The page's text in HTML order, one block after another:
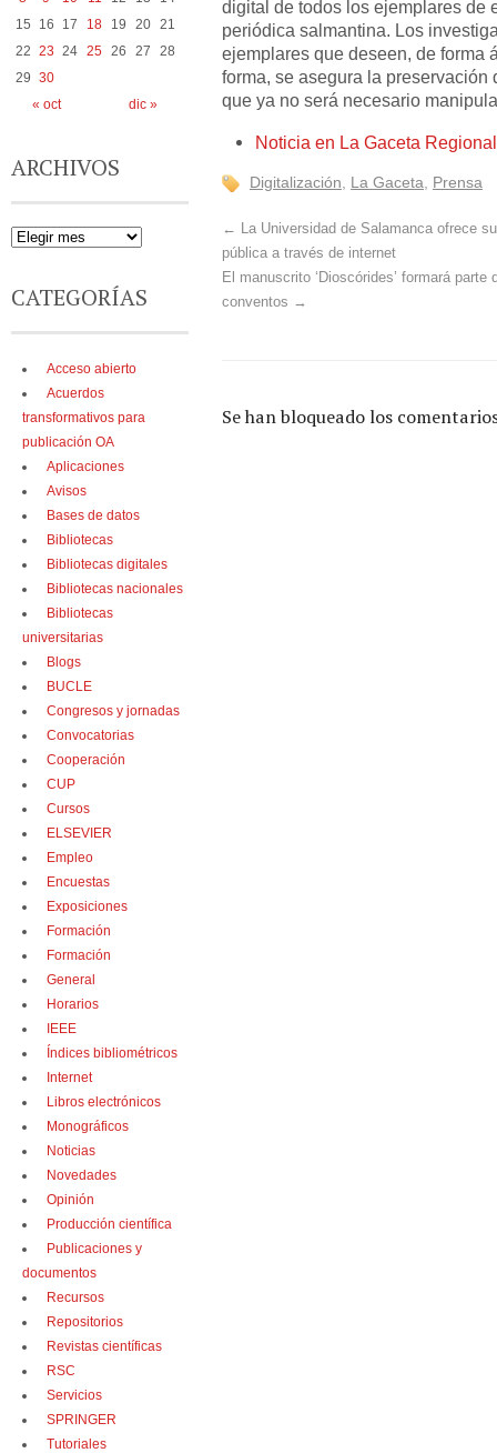
digital de todos los ejemplares de
periódica salmantina. Los
ejemplares que deseen, de forma
forma, se asegura la
que ya no será necesario
Noticia en La Gaceta Regional
Digitalización La Gaceta Prensa
← La Universidad de Salamanca ofrece
pública a través de internet
El manuscrito ‘Dioscórides’ formará
conventos →
Se han bloqueado los
« oct dic »
15
16 17 18 19 20 21
22 23 24 25 26 27
28
29 30
ARCHIVOS
CATEGORÍAS
Acceso abierto
Acuerdos
transformativos para
publicación OA
Aplicaciones
Avisos
Bases de datos
Bibliotecas
Bibliotecas digitales
Bibliotecas nacionales
Bibliotecas
universitarias
Blogs
BUCLE
Congresos y jornadas
Convocatorias
Cooperación
CUP
Cursos
ELSEVIER
Empleo
Encuestas
Exposiciones
Formación
Formación
General
Horarios
IEEE
Índices bibliométricos
Internet
Libros electrónicos
Monográficos
Noticias
Novedades
Opinión
Producción científica
Publicaciones y
documentos
Recursos
Repositorios
Revistas científicas
RSC
Servicios
SPRINGER
Tutoriales